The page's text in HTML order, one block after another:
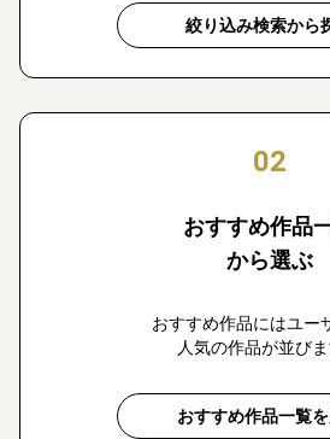
絞り込み検索から
02
おすすめ作品
から選ぶ
おすすめ作品にはユー
人気の作品が並びま
おすすめ作品一覧